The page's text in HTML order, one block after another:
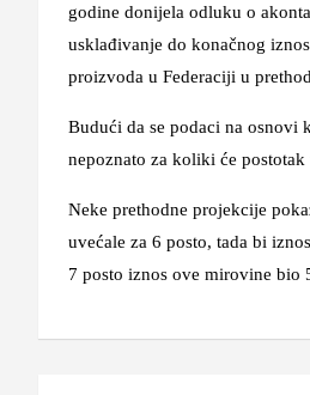
godine donijela odluku o
usklađivanje do konačnog
proizvoda u Federaciji u
Budući da se podaci na
nepoznato za koliki će
Neke prethodne projekcije
uvećale za 6 posto, tada bi
7 posto iznos ove mirovine bio